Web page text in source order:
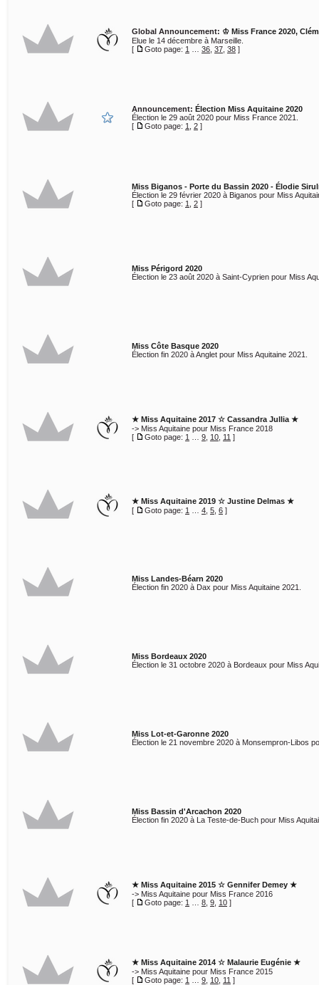
Global Announcement: ♔ Miss France 2020,
Elue le 14 décembre à Marseille.
[
Goto page: 1 36 37 38 ]
Announcement: Élection Miss Aquitaine 2020
Élection le 29 août 2020 pour Miss France 2021.
[
Goto page: 1 2 ]
Miss Biganos - Porte du Bassin 2020 - Élodie
Élection le 29 février 2020 à Biganos pour Miss
[
Goto page: 1 2 ]
Miss Périgord 2020
Élection le 23 août 2020 à Saint-Cyprien pour Miss
Miss Côte Basque 2020
Élection fin 2020 à Anglet pour Miss Aquitaine 2021.
★ Miss Aquitaine 2017 ☆ Cassandra Jullia ★
-> Miss Aquitaine pour Miss France 2018
[
Goto page: 1 9 10 11 ]
★ Miss Aquitaine 2019 ☆ Justine Delmas ★
[
Goto page: 1 4 5 6 ]
Miss Landes-Béarn 2020
Élection fin 2020 à Dax pour Miss Aquitaine 2021.
Miss Bordeaux 2020
Élection le 31 octobre 2020 à Bordeaux pour Miss
Miss Lot-et-Garonne 2020
Élection le 21 novembre 2020 à Monsempron-Libos
Miss Bassin d'Arcachon 2020
Élection fin 2020 à La Teste-de-Buch pour Miss
★ Miss Aquitaine 2015 ☆ Gennifer Demey ★
-> Miss Aquitaine pour Miss France 2016
[
Goto page: 1 8 9 10 ]
★ Miss Aquitaine 2014 ☆ Malaurie Eugénie ★
-> Miss Aquitaine pour Miss France 2015
[
Goto page: 1 9 10 11 ]